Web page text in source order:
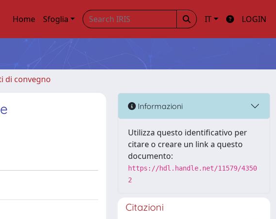
Home Sfoglia IT LOGIN
di convegno
Informazioni
Utilizza questo identificativo per
citare o creare un link a questo
documento:
https://hdl.handle.net/11579/4350
2
Citazioni